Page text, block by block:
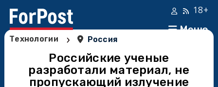
Меню
18+
Технологии › Россия
Российские ученые
разработали материал, не
пропускающий излучение